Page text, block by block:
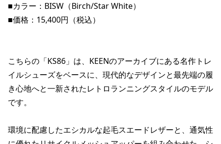
■カラー：BISW（Birch/Star White）
■価格：15,400円（税込）
こちらの「KS86」は、KEENのアーカイブにある名作トレ
イルシューズをベースに、現代的なデザインと最先端の履
き心地へと一新されたレトロランニングスタイルのモデル
です。
環境に配慮したエシカルな起毛スエードレザーと、通気性